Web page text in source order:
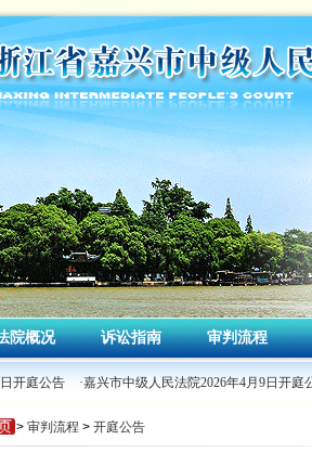
院概况 诉讼指南 审判流程
开庭公告 ·嘉兴市中级人民法院2026年4月9日开庭
> 审判流程 > 开庭公告